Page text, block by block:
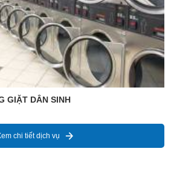
GIẶT DÂN SINH
chi tiết dịch vụ